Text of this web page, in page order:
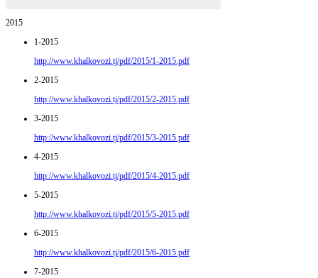
2015
1-2015
http://www.khalkovozi.tj/pdf/2015/1-2015.pdf
2-2015
http://www.khalkovozi.tj/pdf/2015/2-2015.pdf
3-2015
http://www.khalkovozi.tj/pdf/2015/3-2015.pdf
4-2015
http://www.khalkovozi.tj/pdf/2015/4-2015.pdf
5-2015
http://www.khalkovozi.tj/pdf/2015/5-2015.pdf
6-2015
http://www.khalkovozi.tj/pdf/2015/6-2015.pdf
7-2015